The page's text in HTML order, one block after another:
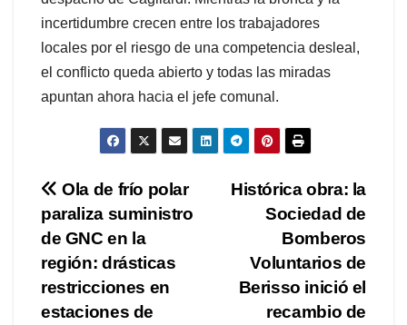
incertidumbre crecen entre los trabajadores
locales por el riesgo de una competencia desleal,
el conflicto queda abierto y todas las miradas
apuntan ahora hacia el jefe comunal.
Navegación
de
entradas
Histórica obra: la
Sociedad de
Bomberos
Voluntarios de
Berisso inició el
recambio de
Ola de frío polar
paraliza suministro
de GNC en la
región: drásticas
restricciones en
estaciones de